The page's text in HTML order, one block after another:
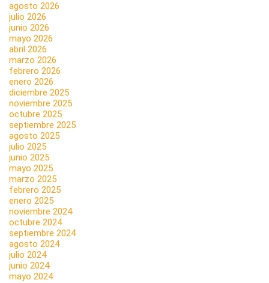
agosto 2026
julio 2026
junio 2026
mayo 2026
abril 2026
marzo 2026
febrero 2026
enero 2026
diciembre 2025
noviembre 2025
octubre 2025
septiembre 2025
agosto 2025
julio 2025
junio 2025
mayo 2025
marzo 2025
febrero 2025
enero 2025
noviembre 2024
octubre 2024
septiembre 2024
agosto 2024
julio 2024
junio 2024
mayo 2024